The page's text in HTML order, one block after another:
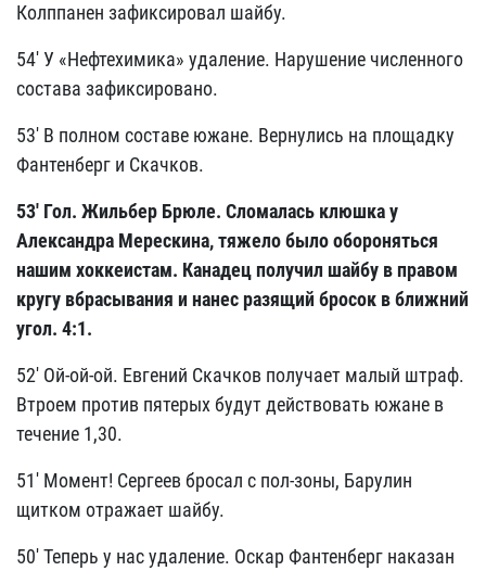
Колппанен зафиксировал шайбу.
54' У «Нефтехимика» удаление. Нарушение численного
состава зафиксировано.
53' В полном составе южане. Вернулись на площадку
Фантенберг и Скачков.
53' Гол. Жильбер Брюле. Сломалась клюшка у
Александра Мерескина, тяжело было обороняться
нашим хоккеистам. Канадец получил шайбу в правом
кругу вбрасывания и нанес разящий бросок в ближний
угол. 4:1.
52' Ой-ой-ой. Евгений Скачков получает малый штраф.
Втроем против пятерых будут действовать южане в
течение 1,30.
51' Момент! Сергеев бросал с пол-зоны, Барулин
щитком отражает шайбу.
50' Теперь у нас удаление. Оскар Фантенберг наказан